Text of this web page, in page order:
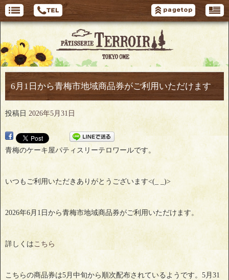
6月1日から青梅市地域商品券がご利用いただけます
投稿日 2026年5月31日
青梅のケーキ屋パティスリーテロワールです。
いつもご利用いただきありがとうございます<(_ _)>
2026年6月1日から青梅市地域商品券がご利用いただけます。
詳しくはこちら
こちらの商品券は5月中旬から順次配布されているようです。5月31